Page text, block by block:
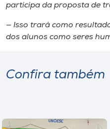
participa da proposta de
— Isso trará como
dos alunos como seres
Confira também